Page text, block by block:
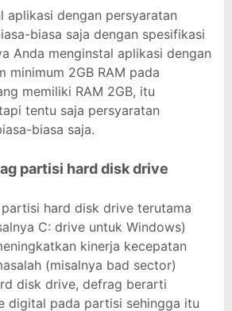
aplikasi dengan persyaratan
biasa saja dengan spesifikasi
Anda menginstal aplikasi dengan
minimum 2GB RAM pada
memiliki RAM 2GB, itu
tentu saja persyaratan
biasa saja.
partisi hard disk drive
hard disk drive terutama
C: drive untuk Windows)
kinerja kecepatan
(misalnya bad sector)
disk drive, defrag berarti
digital pada partisi sehingga itu